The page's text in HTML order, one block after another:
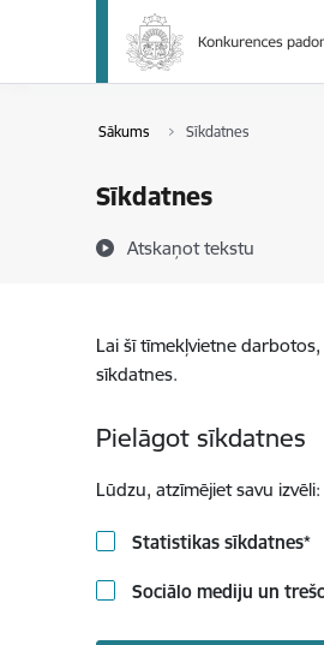
Pāriet uz lapas saturu
Sākums Sīkdatnes
Sīkdatnes
Atskaņot tekstu
Lai šī tīmekļvietne
sīkdatnes.
Pielāgot sīkdatnes
Lūdzu, atzīmējiet savu izvēli:
Statistikas sīkdatnes*
Sociālo mediju un